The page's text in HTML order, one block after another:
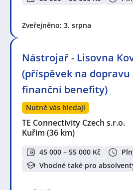
Zveřejněno: 3. srpna
Nástrojař - Lisovna
(příspěvek na dopravu
finanční benefity)
Nutně vás hledají
TE Connectivity Czech s.r.o.
Kuřim (36 km)
45 000 – 55 000 Kč
Vhodné také pro